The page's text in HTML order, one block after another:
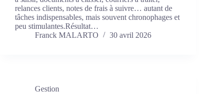
relances clients, notes de frais à suivre… autant de
tâches indispensables, mais souvent chronophages et
peu stimulantes.Résultat…
Franck MALARTO
30 avril 2026
Gestion